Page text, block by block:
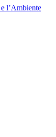
l’Ambiente